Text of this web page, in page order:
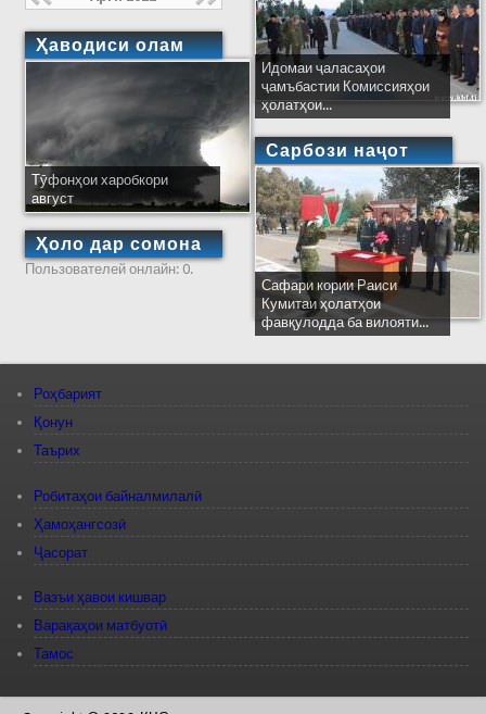
Ҳаводиси олам
Тӯфонҳои харобкори
август
Ҳоло дар сомона
Пользователей онлайн: 0.
Идомаи ҷаласаҳои
ҷамъбастии Комиссияҳои
ҳолатҳои...
Сарбози наҷот
Сафари кории Раиси
Кумитаи ҳолатҳои
фавқулодда ба вилояти...
Роҳбарият
Қонун
Таърих
Робитаҳои байналмилалӣ
Ҳамоҳангсозӣ
Ҷасорат
Вазъи ҳавои кишвар
Варақаҳои матбуотӣ
Тамос